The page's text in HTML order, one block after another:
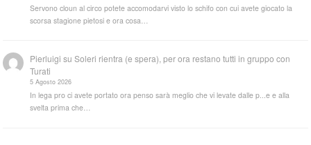
Servono cloun al circo potete accomodarvi visto lo schifo con cui avete giocato la
scorsa stagione pietosi e ora cosa…
Pierluigi suSoleri rientra (e spera), per ora restano tutti in gruppo con
Turati
5 Agosto 2026
In lega pro ci avete portato ora penso sarà meglio che vi levate dalle p...e e alla
svelta prima che…